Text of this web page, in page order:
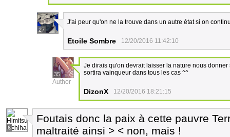
27
J'ai peur qu'on ne la trouve dans un autre état si on
Etoile Sombre 12/20/2016 11:42:10
35
Author
Je dirais qu'on devrait laisser la nature nous
sortira vainqueur dans tous les cas ^^
DizonX 12/20/2016 18:21:15
6
Foutais donc la paix à cette pauvre
maltraité ainsi > < non, mais !